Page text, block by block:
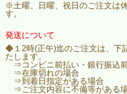
※土曜、日曜、祝日のご注文は
す。
発送について
◆１2時(正午)迄のご注文は、下
たします。
⇒コンビニ前払い・銀行振込
⇒在庫切れの場合
⇒到着日指定がある場合
⇒ご注文内容に不備等がある